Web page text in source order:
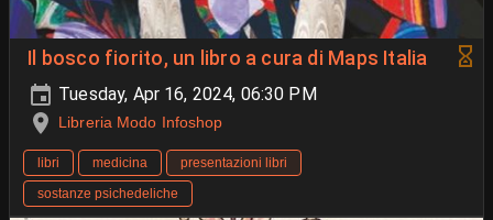
Il bosco fiorito, un libro a cura di Maps Italia
Tuesday, Apr 16, 2024, 06:30 PM
Libreria Modo Infoshop
libri medicina
presentazioni libri
sostanze psichedeliche